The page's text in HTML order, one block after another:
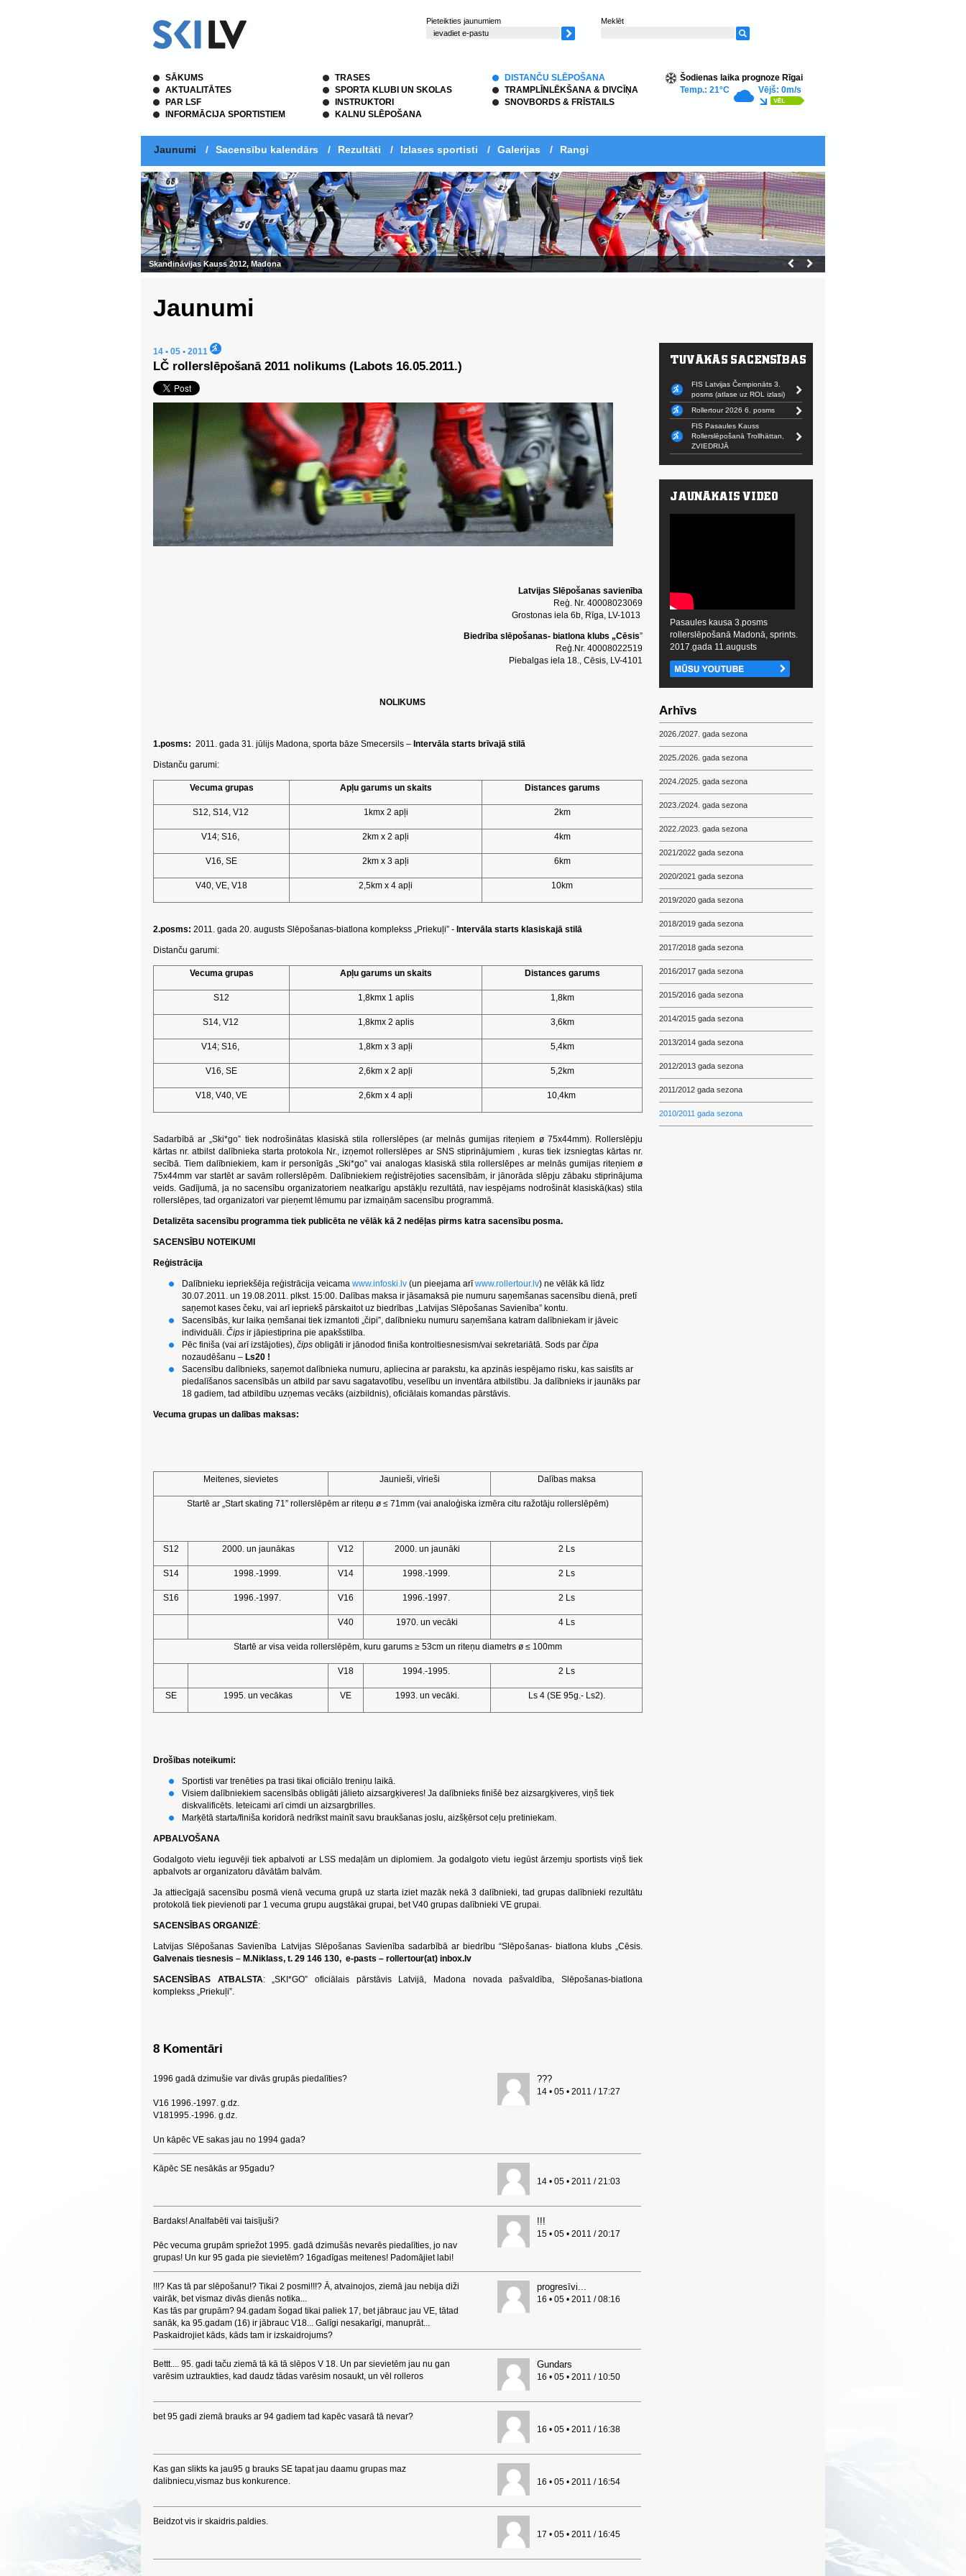
Pieteikties jaunumiem Meklēt
SĀKUMS
AKTUALITĀTES
PAR LSF
INFORMĀCIJA SPORTISTIEM
TRASES
SPORTA KLUBI UN SKOLAS
INSTRUKTORI
KALNU SLĒPOŠANA
DISTANČU SLĒPOŠANA
TRAMPLĪNLĒKŠANA & DIVCĪŅA
SNOVBORDS & FRĪSTAILS
Šodienas laika prognoze Rīgai
Temp.: 21°C
Vējš: 0m/s
Jaunumi / Sacensību kalendārs / Rezultāti / Izlases sportisti / Galerijas / Rangi
Jaunumi
14 • 05 • 2011
LČ rollerslēpošanā 2011 nolikums (Labots 16.05.2011.)
Latvijas Slēpošanas savienība
Reģ. Nr. 40008023069
Grostonas iela 6b, Rīga, LV-1013
Biedrība slēpošanas- biatlona klubs „Cēsis”
Reģ.Nr. 40008022519
Piebalgas iela 18., Cēsis, LV-4101
NOLIKUMS
1.posms: 2011. gada 31. jūlijs Madona, sporta bāze Smecersils – Intervāla starts brīvajā stilā
Distanču garumi:
Vecuma grupas Apļu garums un skaits Distances garums
S12, S14, V12 1kmx 2 apļi 2km
V14; S16, 2km x 2 apļi 4km
V16, SE 2km x 3 apļi 6km
V40, VE, V18 2,5km x 4 apļi 10km
2.posms: 2011. gada 20. augusts Slēpošanas-biatlona komplekss „Priekuļi” - Intervāla starts klasiskajā stilā
Distanču garumi:
Vecuma grupas Apļu garums un skaits Distances garums
S12 1,8kmx 1 aplis 1,8km
S14, V12 1,8kmx 2 aplis 3,6km
V14; S16, 1,8km x 3 apļi 5,4km
V16, SE 2,6km x 2 apļi 5,2km
V18, V40, VE 2,6km x 4 apļi 10,4km
Sadarbībā ar „Ski*go” tiek nodrošinātas klasiskā stila rollerslēpes (ar melnās gumijas riteņiem ø 75x44mm). Rollerslēpju
kārtas nr. atbilst dalībnieka starta protokola Nr., izņemot rollerslēpes ar SNS stiprinājumiem , kuras tiek izsniegtas kārtas nr.
secībā. Tiem dalībniekiem, kam ir personīgās „Ski*go” vai analogas klasiskā stila rollerslēpes ar melnās gumijas riteņiem ø
75x44mm var startēt ar savām rollerslēpēm. Dalībniekiem reģistrējoties sacensībām, ir jānorāda slēpju zābaku stiprinājuma
veids. Gadījumā, ja no sacensību organizatoriem neatkarīgu apstākļu rezultātā, nav iespējams nodrošināt klasiskā(kas) stila
rollerslēpes, tad organizatori var pieņemt lēmumu par izmaiņām sacensību programmā.
Detalizēta sacensību programma tiek publicēta ne vēlāk kā 2 nedēļas pirms katra sacensību posma.
SACENSĪBU NOTEIKUMI
Reģistrācija
Dalībnieku iepriekšēja reģistrācija veicama www.infoski.lv (un pieejama arīwww.rollertour.lv) ne vēlāk kā līdz
30.07.2011. un 19.08.2011. plkst. 15:00. Dalības maksa ir jāsamaksā pie numuru saņemšanas sacensību dienā, pretī
saņemot kases čeku, vai arī iepriekš pārskaitot uz biedrības „Latvijas Slēpošanas Savienība” kontu.
Sacensībās, kur laika ņemšanai tiek izmantoti „čipi”, dalībnieku numuru saņemšana katram dalībniekam ir jāveic
individuāli. Čips ir jāpiestiprina pie apakšstilba.
Pēc finiša (vai arī izstājoties), čips obligāti ir jānodod finiša kontroltiesnesism/vai sekretariātā. Sods par čipa
nozaudēšanu – Ls20 !
Sacensību dalībnieks, saņemot dalībnieka numuru, apliecina ar parakstu, ka apzinās iespējamo risku, kas saistīts ar
piedalīšanos sacensībās un atbild par savu sagatavotību, veselību un inventāra atbilstību. Ja dalībnieks ir jaunāks par
18 gadiem, tad atbildību uzņemas vecāks (aizbildnis), oficiālais komandas pārstāvis.
Vecuma grupas un dalības maksas:
Meitenes, sievietes Jaunieši, vīrieši Dalības maksa
Startē ar „Start skating 71” rollerslēpēm ar riteņu ø ≤ 71mm (vai analoģiska izmēra citu ražotāju rollerslēpēm)
S12 2000. un jaunākas V12 2000. un jaunāki 2 Ls
S14 1998.-1999. V14 1998.-1999. 2 Ls
S16 1996.-1997. V16 1996.-1997. 2 Ls
V40 1970. un vecāki 4 Ls
Startē ar visa veida rollerslēpēm, kuru garums ≥ 53cm un riteņu diametrs ø ≤ 100mm
V18 1994.-1995. 2 Ls
SE 1995. un vecākas VE 1993. un vecāki. Ls 4 (SE 95g.- Ls2).
Drošības noteikumi:
Sportisti var trenēties pa trasi tikai oficiālo treniņu laikā.
Visiem dalībniekiem sacensībās obligāti jālieto aizsargķiveres! Ja dalībnieks finišē bez aizsargķiveres, viņš tiek
diskvalificēts. Ieteicami arī cimdi un aizsargbrilles.
Marķētā starta/finiša koridorā nedrīkst mainīt savu braukšanas joslu, aizšķērsot ceļu pretiniekam.
APBALVOŠANA
Godalgoto vietu ieguvēji tiek apbalvoti ar LSS medaļām un diplomiem. Ja godalgoto vietu iegūst ārzemju sportists viņš tiek
apbalvots ar organizatoru dāvātām balvām.
Ja attiecīgajā sacensību posmā vienā vecuma grupā uz starta iziet mazāk nekā 3 dalībnieki, tad grupas dalībnieki rezultātu
protokolā tiek pievienoti par 1 vecuma grupu augstākai grupai, bet V40 grupas dalībnieki VE grupai.
SACENSĪBAS ORGANIZĒ:
Latvijas Slēpošanas Savienība Latvijas Slēpošanas Savienība sadarbībā ar biedrību “Slēpošanas- biatlona klubs „Cēsis.
Galvenais tiesnesis – M.Niklass, t. 29 146 130, e-pasts – rollertour(at) inbox.lv
SACENSĪBAS ATBALSTA: „SKI*GO” oficiālais pārstāvis Latvijā, Madona novada pašvaldība, Slēpošanas-biatlona
komplekss „Priekuļi”.
8 Komentāri
1996 gadā dzimušie var divās grupās piedalīties?
V16 1996.-1997. g.dz.
V181995.-1996. g.dz.
Un kāpēc VE sakas jau no 1994 gada?
???
14 • 05 • 2011 / 17:27
Kāpēc SE nesākās ar 95gadu?
14 • 05 • 2011 / 21:03
Bardaks! Analfabēti vai taisījuši?
Pēc vecuma grupām spriežot 1995. gadā dzimušās nevarēs piedalīties, jo nav
grupas! Un kur 95 gada pie sievietēm? 16gadīgas meitenes! Padomājiet labi!
!!!
15 • 05 • 2011 / 20:17
!!!? Kas tā par slēpošanu!? Tikai 2 posmi!!!? Ā, atvainojos, ziemā jau nebija diži
vairāk, bet vismaz divās dienās notika...
Kas tās par grupām? 94.gadam šogad tikai paliek 17, bet jābrauc jau VE, tātad
sanāk, ka 95.gadam (16) ir jābrauc V18... Galīgi nesakarīgi, manuprāt...
Paskaidrojiet kāds, kāds tam ir izskaidrojums?
progresīvi...
16 • 05 • 2011 / 08:16
Bettt.... 95. gadi taču ziemā tā kā tā slēpos V 18. Un par sievietēm jau nu gan
varēsim uztraukties, kad daudz tādas varēsim nosaukt, un vēl rolleros
Gundars
16 • 05 • 2011 / 10:50
bet 95 gadi ziemā brauks ar 94 gadiem tad kapēc vasarā tā nevar?
16 • 05 • 2011 / 16:38
Kas gan slikts ka jau95 g brauks SE tapat jau daamu grupas maz
dalibniecu,vismaz bus konkurence.
16 • 05 • 2011 / 16:54
Beidzot vis ir skaidris.paldies.
17 • 05 • 2011 / 16:45
FIS Latvijas Čempionāts 3.
posms (atlase uz ROL izlasi)
Rollertour 2026 6. posms
FIS Pasaules Kauss
Rollerslēpošanā Trollhättan,
ZVIEDRIJĀ
Pasaules kausa 3.posms
rollerslēpošanā Madonā, sprints.
2017.gada 11.augusts
Arhīvs
2026./2027. gada sezona
2025./2026. gada sezona
2024./2025. gada sezona
2023./2024. gada sezona
2022./2023. gada sezona
2021/2022 gada sezona
2020/2021 gada sezona
2019/2020 gada sezona
2018/2019 gada sezona
2017/2018 gada sezona
2016/2017 gada sezona
2015/2016 gada sezona
2014/2015 gada sezona
2013/2014 gada sezona
2012/2013 gada sezona
2011/2012 gada sezona
2010/2011 gada sezona